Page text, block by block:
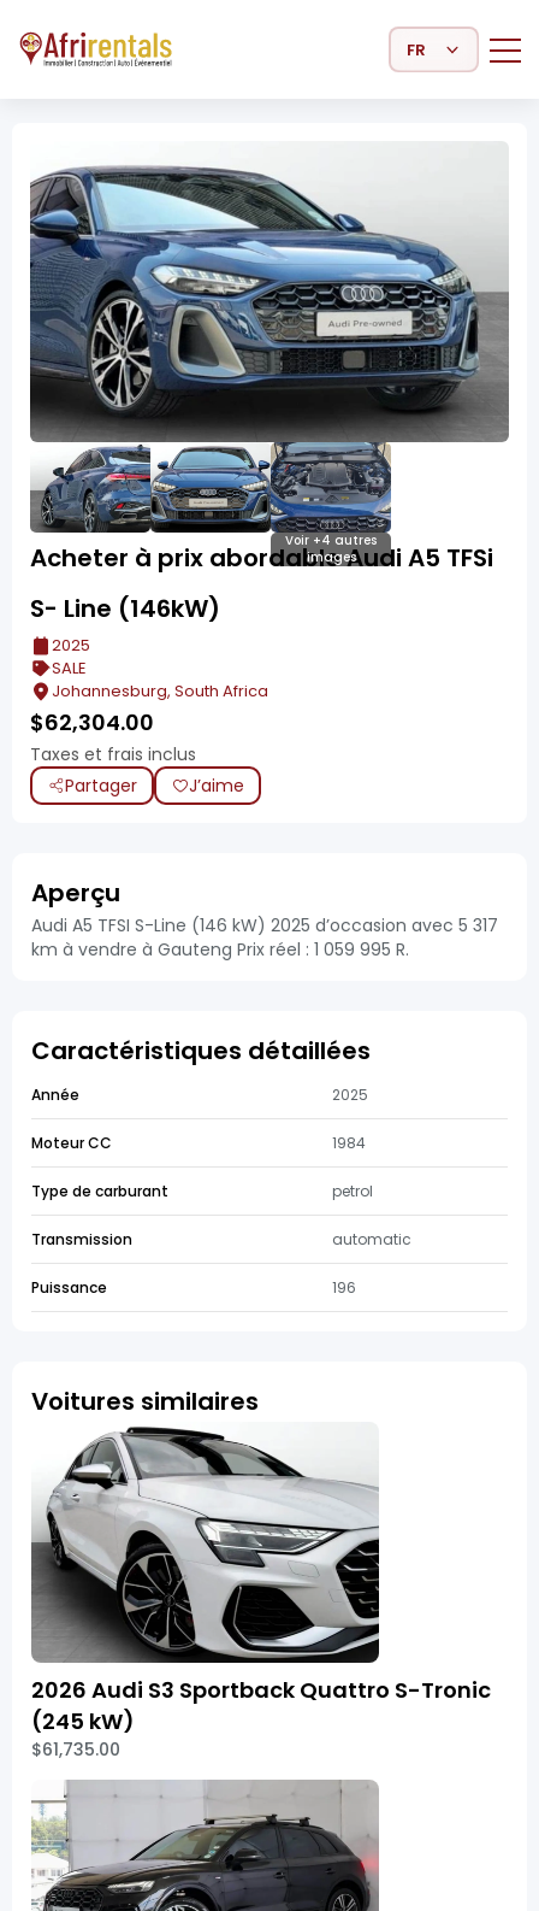
Select Language
Voir +4 autres
images
Acheter à prix abordable Audi A5 TFSi
S- Line (146kW)
2025
SALE
Johannesburg, South Africa
$62,304.00
Taxes et frais inclus
Partager
J’aime
Aperçu
Audi A5 TFSI S-Line (146 kW) 2025 d’occasion avec 5 317
km à vendre à Gauteng Prix réel : 1 059 995 R.
Caractéristiques détaillées
Année 2025
Moteur CC 1984
Type de carburant petrol
Transmission automatic
Puissance 196
Voitures similaires
2026 Audi S3 Sportback Quattro S-Tronic
(245 kW)
$61,735.00